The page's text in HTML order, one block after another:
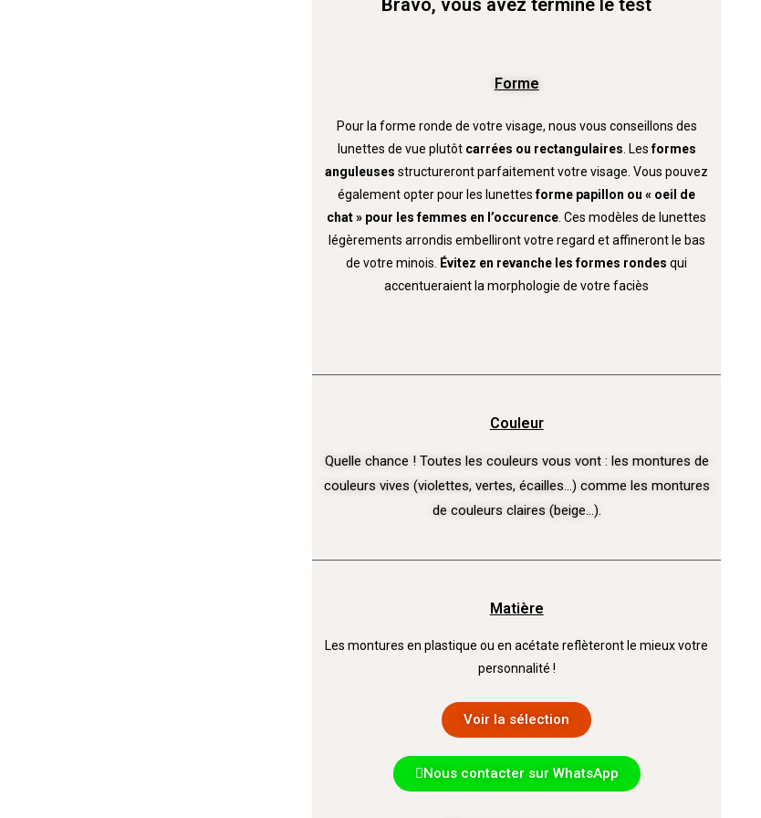
Forme
Pour la forme ronde de votre visage, nous vous conseillons des
lunettes de vue plutôt carrées ou rectangulaires . Lesformes
anguleusesstructureront parfaitement votre visage. Vous pouvez
également opter pour les lunettesforme papillon ou « oeil de
chat » pour les femmes en l’occurence . Ces modèles de lunettes
légèrements arrondis embelliront votre regard et affineront le bas
de votre minois.
Évitez en revanche les formes rondes qui
accentueraient la morphologie de votre faciès
Couleur
Quelle chance ! Toutes les couleurs vous vont : les montures de
couleurs vives (violettes, vertes, écailles…) comme les montures
de couleurs claires (beige…).
Matière
Les montures en plastique ou en acétate reflèteront le mieux votre
personnalité !
Voir la sélection
Nous contacter sur WhatsApp